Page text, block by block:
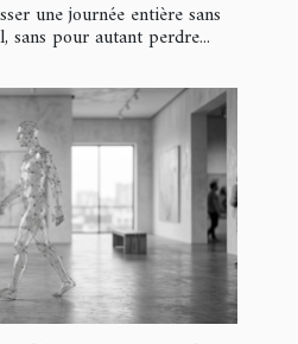
une journée entière sans
sans pour autant perdre...